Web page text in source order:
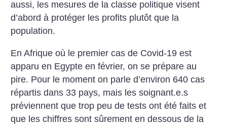
aussi, les mesures de la classe politique visent
d’abord à protéger les profits plutôt que la
population.
En Afrique où le premier cas de Covid-19 est
apparu en Egypte en février, on se prépare au
pire. Pour le moment on parle d’environ 640 cas
répartis dans 33 pays, mais les soignant.e.s
préviennent que trop peu de tests ont été faits et
que les chiffres sont sûrement en dessous de la